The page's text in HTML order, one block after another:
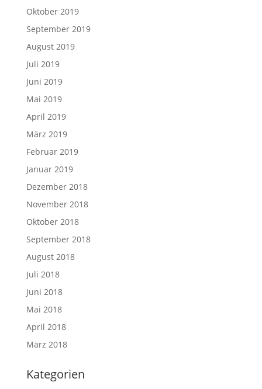
Oktober 2019
September 2019
August 2019
Juli 2019
Juni 2019
Mai 2019
April 2019
März 2019
Februar 2019
Januar 2019
Dezember 2018
November 2018
Oktober 2018
September 2018
August 2018
Juli 2018
Juni 2018
Mai 2018
April 2018
März 2018
Kategorien